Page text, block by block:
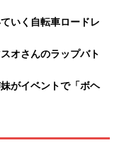
いく自転車ロードレ
オさんのラップバト
がイベントで「ボヘ